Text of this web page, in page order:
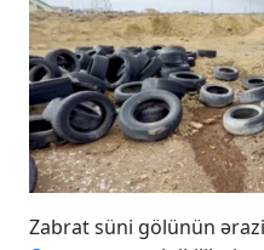
Zabrat süni gölünün